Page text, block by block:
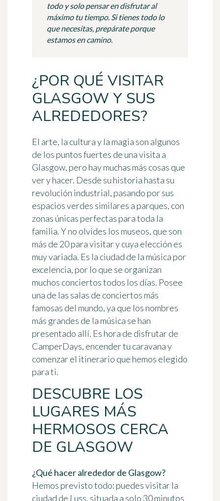
todo y solo pensar en disfrutar al
máximo tu tiempo. Si tienes todo lo
que necesitas, prepárate porque
estamos en camino.
¿POR QUÉ VISITAR
GLASGOW Y SUS
ALREDEDORES?
El arte, la cultura y la magia son algunos
de los puntos fuertes de una visita a
Glasgow, pero hay muchas más cosas que
ver y hacer. Desde su historia hasta su
revolución industrial, pasando por sus
espacios verdes similares a parques, con
zonas únicas perfectas para toda la
familia. Y no olvides los museos, que son
más de 20 para visitar y cuya elección es
muy variada. Es la ciudad de la música por
excelencia, por lo que se organizan
muchos conciertos todos los días. Posee
una de las salas de conciertos más
famosas del mundo, ya que los nombres
más grandes de la música se han
presentado allí. Es hora de disfrutar de
CamperDays, encender tu caravana y
comenzar el itinerario que hemos elegido
para ti.
DESCUBRE LOS
LUGARES MÁS
HERMOSOS CERCA
DE GLASGOW
¿Qué hacer alrededor de Glasgow?
Hemos previsto todo: puedes visitar la
ciudad de Luss, situada a solo 30 minutos